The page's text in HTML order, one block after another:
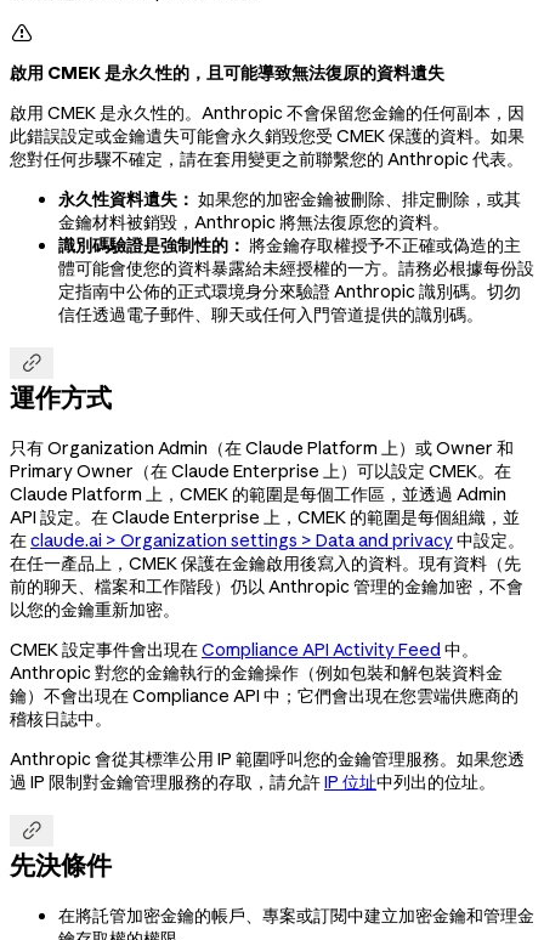

啟用 CMEK 是永久性的，且可能導致無法復原的資料遺失
啟用 CMEK 是永久性的。Anthropic 不會保留您金鑰的任何副本，因
此錯誤設定或金鑰遺失可能會永久銷毀您受 CMEK 保護的資料。如果
您對任何步驟不確定，請在套用變更之前聯繫您的 Anthropic 代表。
永久性資料遺失： 如果您的加密金鑰被刪除、排定刪除，或其
金鑰材料被銷毀，Anthropic 將無法復原您的資料。
識別碼驗證是強制性的： 將金鑰存取權授予不正確或偽造的主
體可能會使您的資料暴露給未經授權的一方。請務必根據每份設
定指南中公佈的正式環境身分來驗證 Anthropic 識別碼。切勿
信任透過電子郵件、聊天或任何入門管道提供的識別碼。

運作方式
只有 Organization Admin（在 Claude Platform 上）或 Owner 和
Primary Owner（在 Claude Enterprise 上）可以設定 CMEK。在
Claude Platform 上，CMEK 的範圍是每個工作區，並透過 Admin
API 設定。在 Claude Enterprise 上，CMEK 的範圍是每個組織，並
在claude.ai > Organization settings > Data and privacy中設定。
在任一產品上，CMEK 保護在金鑰啟用後寫入的資料。現有資料（先
前的聊天、檔案和工作階段）仍以 Anthropic 管理的金鑰加密，不會
以您的金鑰重新加密。
CMEK 設定事件會出現在Compliance API Activity Feed 中。
Anthropic 對您的金鑰執行的金鑰操作（例如包裝和解包裝資料金
鑰）不會出現在 Compliance API 中；它們會出現在您雲端供應商的
稽核日誌中。
Anthropic 會從其標準公用 IP 範圍呼叫您的金鑰管理服務。如果您透
過 IP 限制對金鑰管理服務的存取，請允許IP 位址中列出的位址。

先決條件
在將託管加密金鑰的帳戶、專案或訂閱中建立加密金鑰和管理金